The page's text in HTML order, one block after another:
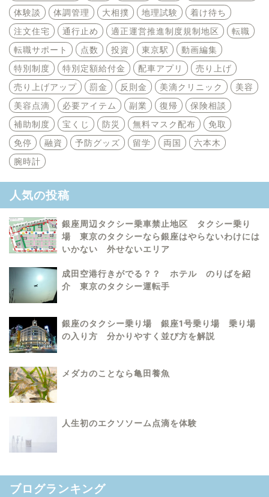
体験談
体調管理 大相撲 地理試験
着け待ち
注文住宅
通行止め 適正運営推進制度規制地区
転職
転職サポート
点数 投資 東京駅
動画編集
特別制度
特別定額給付金 配車アプリ
売り上げ
売り上げアップ
罰金 反則金 美滴クリニック
美容
美容点滴
必要アイテム 副業 復帰
保険相談
補助制度
宝くじ 防災 無料マスク配布
免取
免停
融資 予防グッズ 留学 両国
六本木
腕時計
人気の投稿
銀座周辺タクシー乗車禁止地区 タクシー乗り
場 東京のタクシーなら銀座はやらないわけには
いかない 外せないエリア
成田空港行きがでる？？ ホテル のりばを紹
介 東京のタクシー運転手
銀座のタクシー乗り場 銀座1号乗り場 乗り場
の入り方 分かりやすく並び方を解説
メダカのことなら亀田養魚
人生初のエクソソーム点滴を体験
ブログランキング